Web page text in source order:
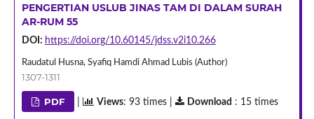
PENGERTIAN USLUB JINAS TAM DI DALAM SURAH
AR-RUM 55
DOI: https://doi.org/10.60145/jdss.v2i10.266
Raudatul Husna, Syafiq Hamdi Ahmad Lubis (Author)
1307-1311
PDF Views: 93 times | Download : 15 times